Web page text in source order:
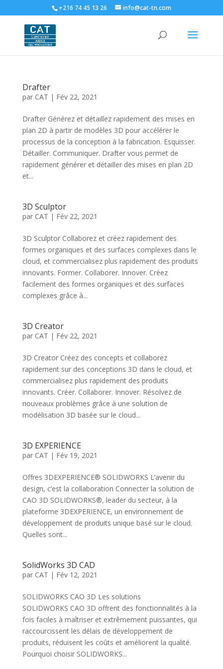
+216 74 45 13 26 info@cat-tn.com
Drafter
par CAT | Fév 22, 2021
Drafter Générez et détaillez rapidement des mises en
plan 2D à partir de modèles 3D pour accélérer le
processus de la conception à la fabrication. Esquisser.
Détailler. Communiquer. Drafter vous permet de
rapidement générer et détailler des mises en plan 2D
et...
3D Sculptor
par CAT | Fév 22, 2021
3D Sculptor Collaborez et créez rapidement des
formes organiques et des surfaces complexes dans le
cloud, et commercialisez plus rapidement des produits
innovants. Former. Collaborer. Innover. Créez
facilement des formes organiques et des surfaces
complexes grâce à...
3D Creator
par CAT | Fév 22, 2021
3D Creator Créez des concepts et collaborez
rapidement sur des conceptions 3D dans le cloud, et
commercialisez plus rapidement des produits
innovants. Créer. Collaborer. Innover. Résolvez de
nouveaux problèmes grâce à une solution de
modélisation 3D basée sur le cloud...
3D EXPERIENCE
par CAT | Fév 19, 2021
Offres 3DEXPERIENCE® SOLIDWORKS L’avenir du
design, c’est la collaboration Connecter la solution de
CAO 3D SOLIDWORKS®, leader du secteur, à la
plateforme 3DEXPERIENCE, un environnement de
développement de produits unique basé sur le cloud.
Quelles sont...
SolidWorks 3D CAD
par CAT | Fév 12, 2021
SOLIDWORKS CAO 3D Les solutions
SOLIDWORKS CAO 3D offrent des fonctionnalités à la
fois faciles à maîtriser et extrêmement puissantes, qui
raccourcissent les délais de développement de
produits, réduisent les coûts et améliorent la qualité.
Pourquoi choisir SOLIDWORKS...